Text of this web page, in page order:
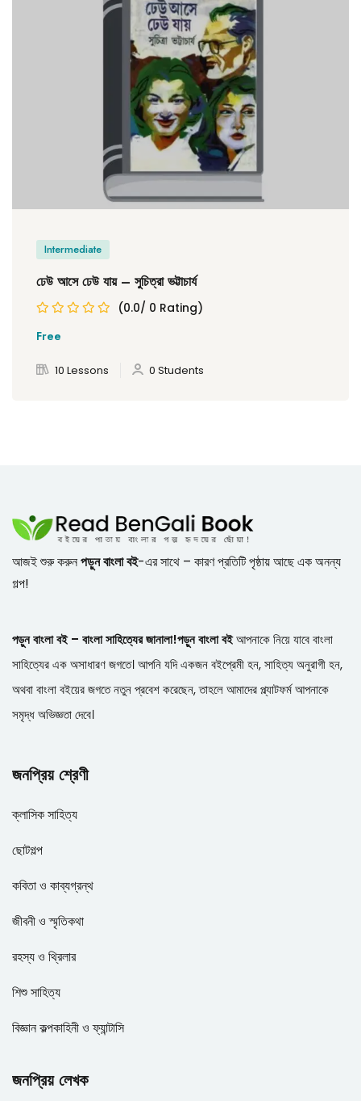
Intermediate
ঢেউ আসে ঢেউ যায় – সুচিত্রা ভট্টাচার্য
(0.0/ 0 Rating)
Free
10 Lessons 0 Students
আজই শুরু করুনপড়ুন বাংলা বই-এর সাথে – কারণ প্রতিটি পৃষ্ঠায় আছে এক অনন্য
গল্প!
পড়ুন বাংলা বই – বাংলা সাহিত্যের জানালা!পড়ুন বাংলা বইআপনাকে নিয়ে যাবে বাংলা
সাহিত্যের এক অসাধারণ জগতে। আপনি যদি একজন বইপ্রেমী হন, সাহিত্য অনুরাগী হন,
অথবা বাংলা বইয়ের জগতে নতুন প্রবেশ করেছেন, তাহলে আমাদের প্ল্যাটফর্ম আপনাকে
সমৃদ্ধ অভিজ্ঞতা দেবে।
জনপ্রিয় শ্রেণী
ক্লাসিক সাহিত্য
ছোটগল্প
কবিতা ও কাব্যগ্রন্থ
জীবনী ও স্মৃতিকথা
রহস্য ও থ্রিলার
শিশু সাহিত্য
বিজ্ঞান কল্পকাহিনী ও ফ্যান্টাসি
জনপ্রিয় লেখক